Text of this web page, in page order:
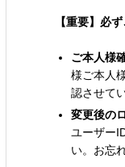
【重要】必
ご本人様
様ご本人
認させて
変更後の
ユーザー
い。お忘